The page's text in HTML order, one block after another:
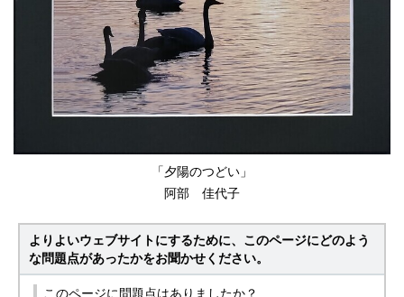
「夕陽のつどい」
阿部 佳代子
よりよいウェブサイトにするために、このページにどのよう
な問題点があったかをお聞かせください。
このページに問題点はありましたか？